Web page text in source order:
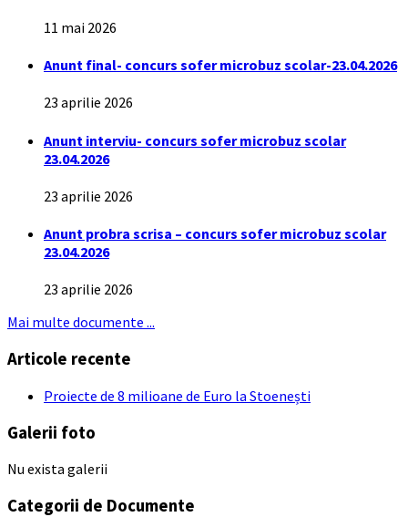
11 mai 2026
Anunt final- concurs sofer microbuz scolar-23.04.2026
23 aprilie 2026
Anunt interviu- concurs sofer microbuz scolar
23.04.2026
23 aprilie 2026
Anunt probra scrisa – concurs sofer microbuz scolar
23.04.2026
23 aprilie 2026
Mai multe documente ...
Articole recente
Proiecte de 8 milioane de Euro la Stoenești
Galerii foto
Nu exista galerii
Categorii de Documente